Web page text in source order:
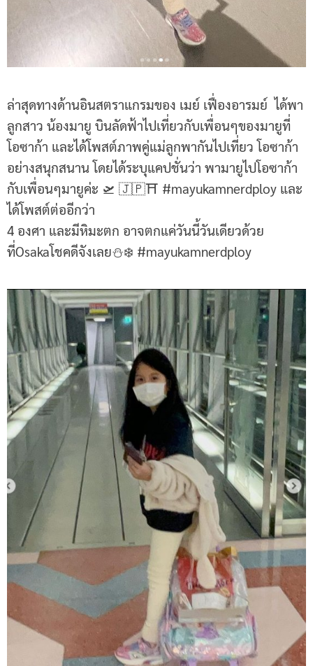
ล่าสุดทางด้านอินสตราแกรมของ เมย์ เฟื่องอารมย์ ได้พา
ลูกสาว น้องมายู บินลัดฟ้าไปเที่ยวกับเพื่อนๆของมายูที่
โอซาก้า และได้โพสต์ภาพคู่แม่ลูกพากันไปเที่ยว โอซาก้า
อย่างสนุกสนาน โดยได้ระบุแคปชั่นว่า พามายูไปโอซาก้า
กับเพื่อนๆมายูค่ะ 🛫 🇯🇵⛩️ #mayukamnerdploy และ
ได้โพสต์ต่ออีกว่า
4 องศา และมีหิมะตก อาจตกแค่วันนี้วันเดียวด้วย
ที่Osakaโชคดีจังเลย⛄️❄️ #mayukamnerdploy